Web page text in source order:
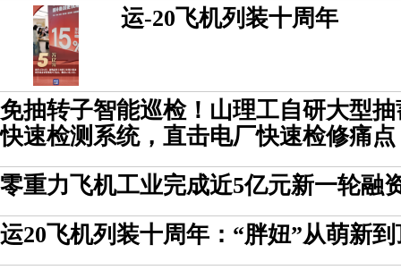
运-20飞机列装十周年
免抽转子智能巡检！山理工自研大型
快速检测系统，直击电厂快速检修痛点
零重力飞机工业完成近5亿元新一轮融
运20飞机列装十周年：“胖妞”从萌新